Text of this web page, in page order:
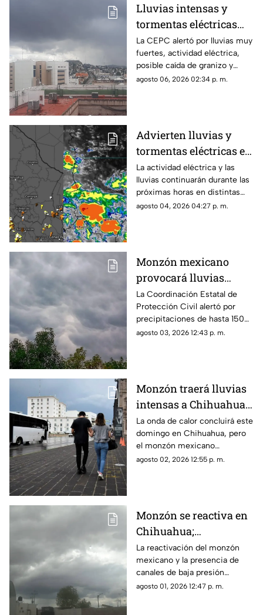
Lluvias intensas y
tormentas eléctricas
golpearán a
Chihuahua; prevén
calor de hasta 40°C
La CEPC alertó por lluvias muy
fuertes, actividad eléctrica,
posible caída de granizo y
rachas de viento para este
agosto 06, 2026 02:34 p. m.
Advierten lluvias y
tormentas eléctricas en
Chihuahua; emiten
aviso para 16
municipios
La actividad eléctrica y las
lluvias continuarán durante las
próximas horas en distintas
regiones de Chihuahua, de
agosto 04, 2026 04:27 p. m.
Monzón mexicano
provocará lluvias
intensas, granizo y
fuertes vientos en
Chihuahua esta
semana
La Coordinación Estatal de
Protección Civil alertó por
precipitaciones de hasta 150
milímetros, rachas de viento
agosto 03, 2026 12:43 p. m.
Monzón traerá lluvias
intensas a Chihuahua;
esta fecha termina la
onda de calor
La onda de calor concluirá este
domingo en Chihuahua, pero
el monzón mexicano
mantendrá lluvias fuertes,
agosto 02, 2026 12:55 p. m.
Monzón se reactiva en
Chihuahua;
pronostican lluvias,
fuertes vientos y
temperaturas de hasta
39°C
La reactivación del monzón
mexicano y la presencia de
canales de baja presión
provocarán lluvias, fuertes
agosto 01, 2026 12:47 p. m.